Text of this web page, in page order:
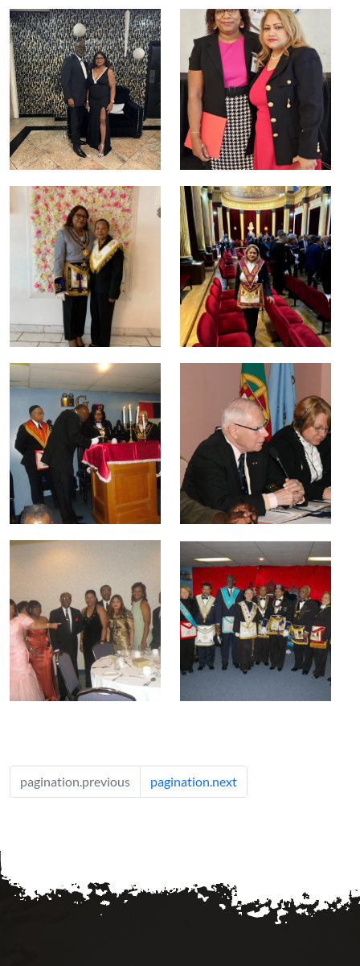
pagination.previous pagination.next